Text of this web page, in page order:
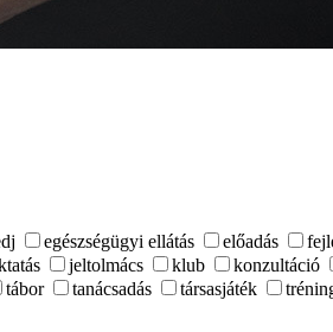
egészségügyi ellátás előadás
jeltolmács klub konzultáció
tábor tanácsadás társasjáték